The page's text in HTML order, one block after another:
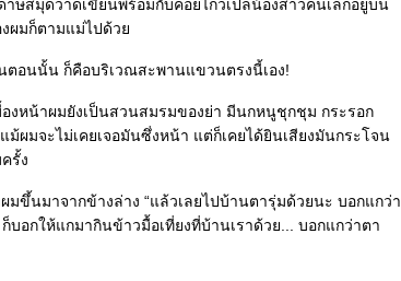
ษสมุดวาดเขียนพร้อมกับคอยไกวเปลน้องสาวคนเล็กอยู่บน
งผมก็ตามแม่ไปด้ว
อนนั้น ก็คือบริเวณสะพานแขวนตรงนี้เอง!
งหน้าผมยังเป็นสวนสมรมของย่า มีนกหนูชุกชุม กระรอก
ม้ผมจะไม่เคยเจอมันซึ่งหน้า แต่ก็เคยได้ยินเสียงมันกระโจน
รั้ง
มขึ้นมาจากข้างล่าง “แล้วเลยไปบ้านตารุ่มด้วยนะ บอกแกว่า
อกให้แกมากินข้าวมื้อเที่ยงที่บ้านเราด้วย... บอกแกว่าตา